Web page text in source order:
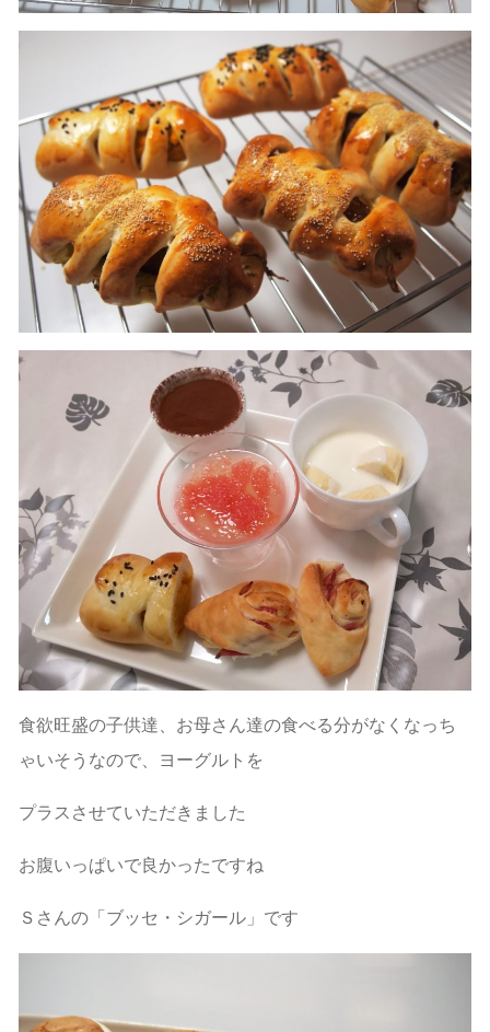
食欲旺盛の子供達、お母さん達の食べる分がなくなっち
ゃいそうなので、ヨーグルトを
プラスさせていただきました
お腹いっぱいで良かったですね
Ｓさんの「ブッセ・シガール」です